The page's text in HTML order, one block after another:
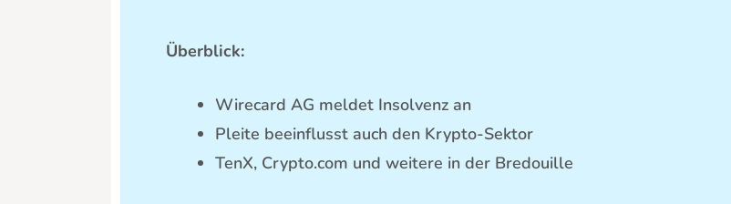
Überblick:
Wirecard AG meldet Insolvenz an
Pleite beeinflusst auch den Krypto-Sektor
TenX, Crypto.com und weitere in der Bredouille